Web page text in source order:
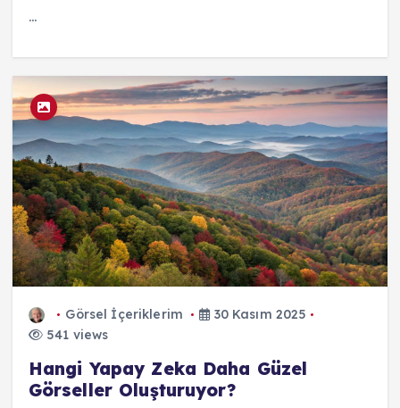
...
Görsel İçeriklerim
30 Kasım 2025
541 views
Hangi Yapay Zeka Daha Güzel
Görseller Oluşturuyor?